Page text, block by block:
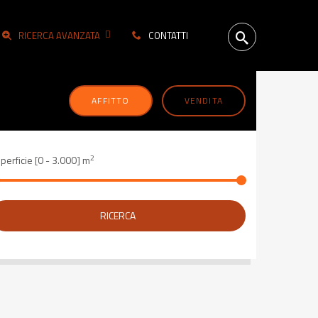
RICERCA AVANZATA CONTATTI
AFFITTO VENDITA
[0-3.000] m2
RICERCA